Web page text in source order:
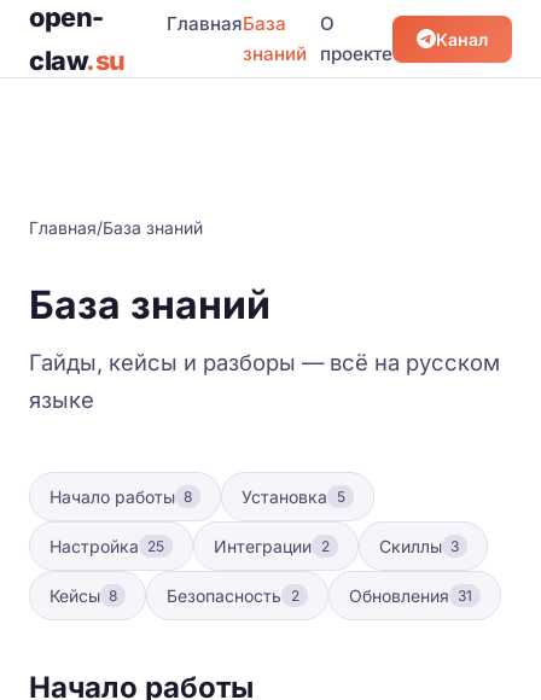
open-
claw.su
ГлавнаяБаза
знаний
О
проекте
Канал
Главная/База знаний
База знаний
Гайды, кейсы и разборы — всё на русском
языке
Начало работы 8 Установка 5
Настройка 25 Интеграции 2 Скиллы 3
Кейсы 8 Безопасность 2 Обновления 31
Начало работы